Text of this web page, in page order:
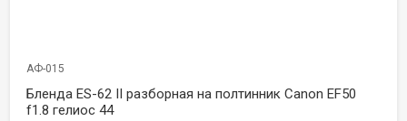
АФ-015
Бленда ES-62 II разборная на полтинник Canon EF50
f1.8 гелиос 44